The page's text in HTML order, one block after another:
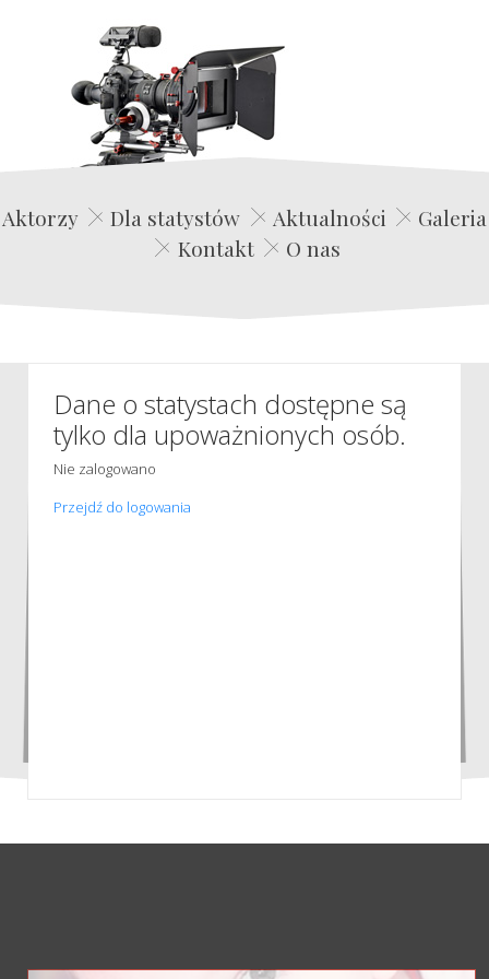
Edwin Film Agencja Aktorska
Aktorzy Dla statystów Aktualności
Galeria
Kontakt
O nas
Dane o statystach dostępne są
tylko dla upoważnionych osób.
Nie zalogowano
Przejdź do logowania